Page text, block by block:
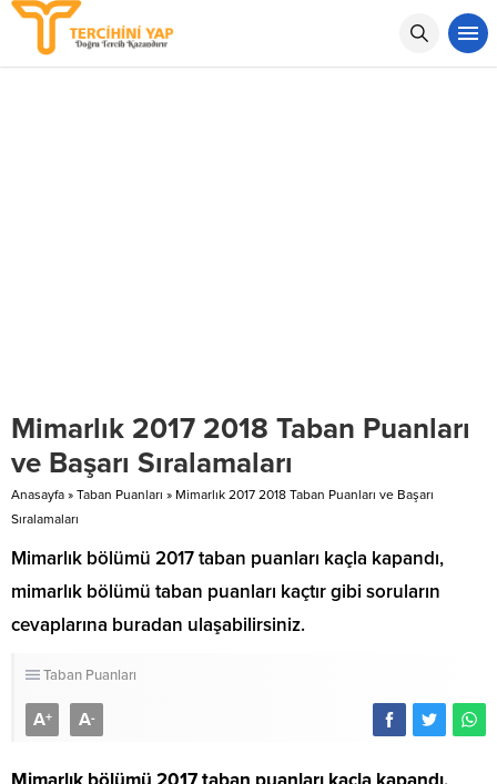
Mimarlık 2017 2018 Taban Puanları
ve Başarı Sıralamaları
Anasayfa » Taban Puanları » Mimarlık 2017 2018 Taban Puanları ve Başarı
Sıralamaları
Mimarlık bölümü 2017 taban puanları kaçla kapandı,
mimarlık bölümü taban puanları kaçtır gibi soruların
cevaplarına buradan ulaşabilirsiniz.
Taban Puanları
A+ A-